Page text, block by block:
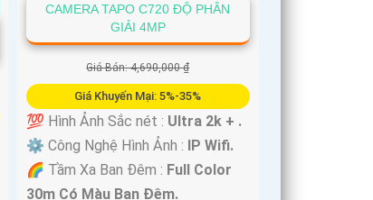
CAMERA TAPO C720 ĐỘ PHÂN
GIẢI 4MP
Giá Bán: 4,690,000 ₫
Giá Khuyến Mại: 5%-35%
💯 Hình Ảnh Sắc nét : Ultra 2k + .
⚙ Công Nghệ Hình Ảnh : IP Wifi.
🌈 Tầm Xa Ban Đêm : Full Color
30m Có Màu Ban Ðêm.